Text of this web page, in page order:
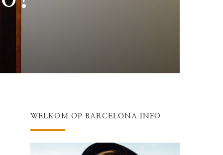
WELKOM OP BARCELONA INFO